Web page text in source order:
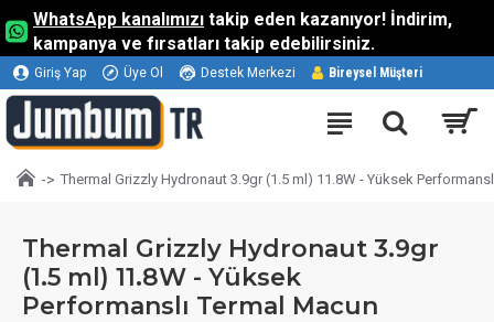
WhatsApp kanalımızı takip eden kazanıyor! İndirim,
kampanya ve fırsatları takip edebilirsiniz.
Giriş Yap Üye Ol Destek Merkezi Bireysel Müşteri
Thermal Grizzly Hydronaut 3.9gr (1.5 ml) 11.8W - Yüksek
Thermal Grizzly Hydronaut 3.9gr
(1.5 ml) 11.8W - Yüksek
Performanslı Termal Macun